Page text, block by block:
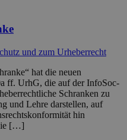
und zum Urheberrecht
hat die neuen
ff. UrhG, die auf der InfoSoc-
Schranken zu
und Lehre darstellen, auf
hin
[…]